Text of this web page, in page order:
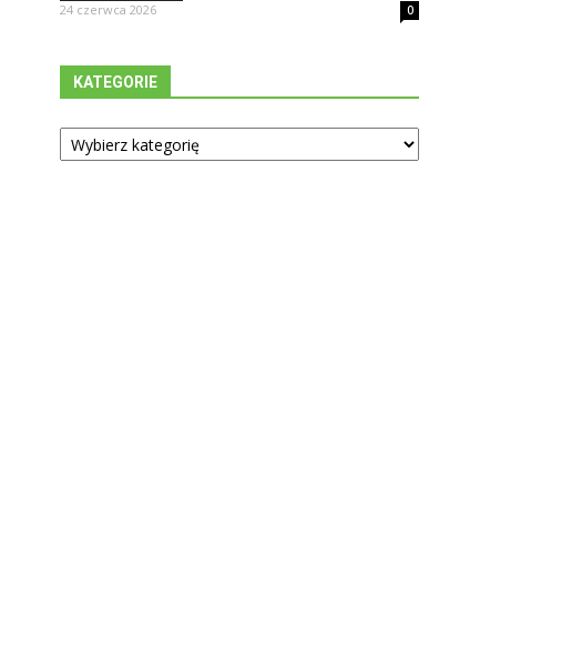
24 czerwca 2026
0
KATEGORIE
Kategorie